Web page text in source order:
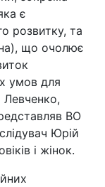
є
розвитку, та
що очолює
умов для
Левченко,
ВО
Юрій
і жінок.